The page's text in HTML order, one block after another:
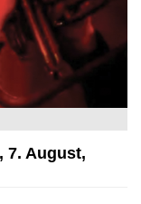
Festival
7. August,